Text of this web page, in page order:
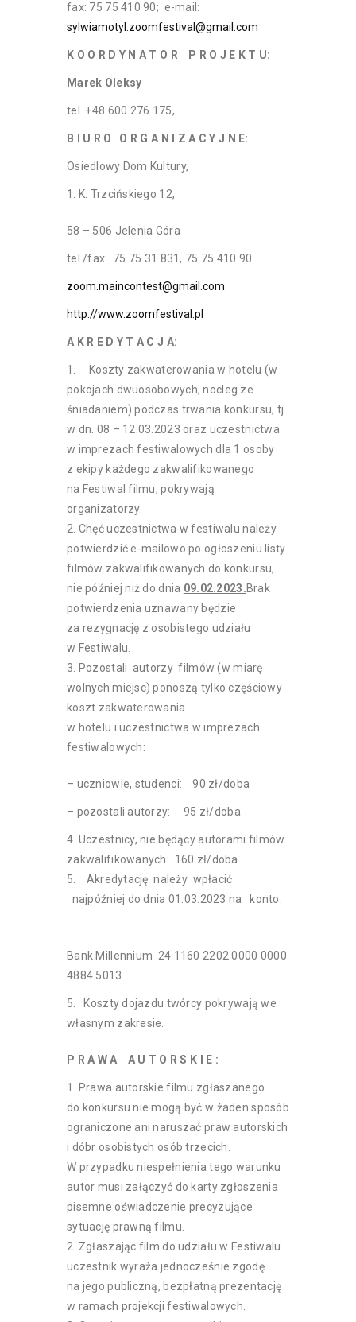
fax: 75 75 410 90; e-mail:
sylwiamotyl.zoomfestival@gmail.com
K O O R D Y N A T O R P R O J E K T U:
Marek Oleksy
tel. +48 600 276 175,
B I U R O O R G A N I Z A C Y J N E:
Osiedlowy Dom Kultury,
K. Trzcińskiego 12,
58 – 506 Jelenia Góra
tel./fax: 75 75 31 831, 75 75 410 90
zoom.maincontest@gmail.com
http://www.zoomfestival.pl
A K R E D Y T A C J A:
Koszty zakwaterowania w hotelu (w
pokojach dwuosobowych, nocleg ze
śniadaniem) podczas trwania konkursu, tj.
w dn. 08 – 12.03.2023 oraz uczestnictwa
w imprezach festiwalowych dla 1 osoby
z ekipy każdego zakwalifikowanego
na Festiwal filmu, pokrywają
organizatorzy.
Chęć uczestnictwa w festiwalu należy
potwierdzić e-mailowo po ogłoszeniu listy
filmów zakwalifikowanych do konkursu,
nie później niż do dnia 09.02.2023.Brak
potwierdzenia uznawany będzie
za rezygnację z osobistego udziału
w Festiwalu.
Pozostali autorzy filmów (w miarę
wolnych miejsc) ponoszą tylko częściowy
koszt zakwaterowania
w hotelu i uczestnictwa w imprezach
festiwalowych:
– uczniowie, studenci: 90 zł/doba
– pozostali autorzy: 95 zł/doba
Uczestnicy, nie będący autorami filmów
zakwalifikowanych: 160 zł/doba
Akredytację należy wpłacić
najpóźniej do dnia 01.03.2023 na konto:
Bank Millennium 24 1160 2202 0000 0000
4884 5013
Koszty dojazdu twórcy pokrywają we
własnym zakresie.
P R A W A A U T O R S K I E :
Prawa autorskie filmu zgłaszanego
do konkursu nie mogą być w żaden sposób
ograniczone ani naruszać praw autorskich
i dóbr osobistych osób trzecich.
W przypadku niespełnienia tego warunku
autor musi załączyć do karty zgłoszenia
pisemne oświadczenie precyzujące
sytuację prawną filmu.
Zgłaszając film do udziału w Festiwalu
uczestnik wyraża jednocześnie zgodę
na jego publiczną, bezpłatną prezentację
w ramach projekcji festiwalowych.